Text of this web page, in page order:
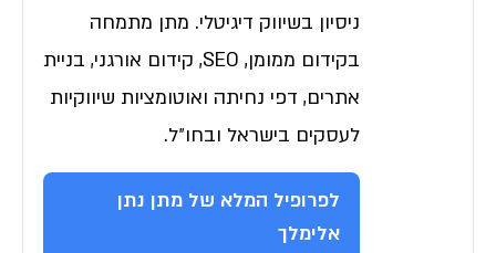
ניסיון בשיווק דיגיטלי. מתן מתמחה
בקידום ממומן, SEO, קידום אורגני, בניית
אתרים, דפי נחיתה ואוטומציות שיווקיות
לעסקים בישראל ובחו״ל.
לפרופיל המלא של מתן נתן
אלימלך